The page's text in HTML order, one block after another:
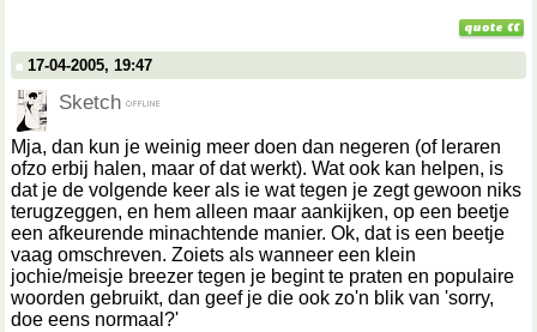
17-04-2005, 19:47
Sketch
Mja, dan kun je weinig meer doen dan negeren (of leraren
ofzo erbij halen, maar of dat werkt). Wat ook kan helpen, is
dat je de volgende keer als ie wat tegen je zegt gewoon niks
terugzeggen, en hem alleen maar aankijken, op een beetje
een afkeurende minachtende manier. Ok, dat is een beetje
vaag omschreven. Zoiets als wanneer een klein
jochie/meisje breezer tegen je begint te praten en populaire
woorden gebruikt, dan geef je die ook zo'n blik van 'sorry,
doe eens normaal?'